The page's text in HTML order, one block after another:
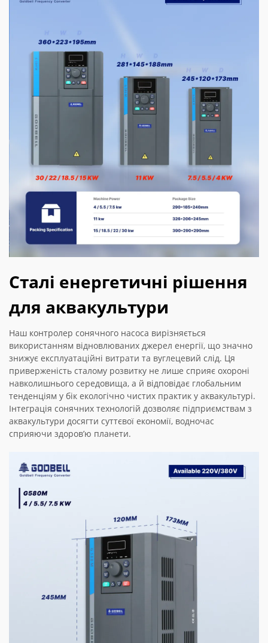
Сталі енергетичні рішення
для аквакультури
Наш контролер сонячного насоса вирізняється
використанням відновлюваних джерел енергії, що значно
знижує експлуатаційні витрати та вуглецевий слід. Ця
приверженість сталому розвитку не лише сприяє охороні
навколишнього середовища, а й відповідає глобальним
тенденціям у бік екологічно чистих практик у аквакультурі.
Інтеграція сонячних технологій дозволяє підприємствам з
аквакультури досягти суттєвої економії, водночас
сприяючи здоров’ю планети.